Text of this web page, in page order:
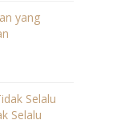
yang
Selalu
Selalu